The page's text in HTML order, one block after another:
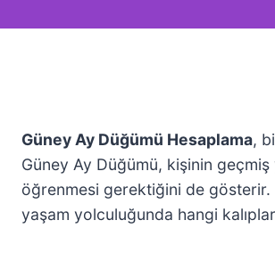
Güney Ay Düğümü Hesaplama,
Güney Ay Düğümü, kişinin
öğrenmesi gerektiğini de
yaşam yolculuğunda hangi